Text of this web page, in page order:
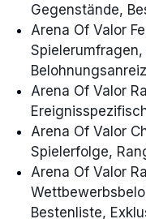
Gegenstände,
Arena Of Valor
Arena Of Valor
Arena Of Valor
Spielerfolge,
Arena Of Valor
Bestenliste,